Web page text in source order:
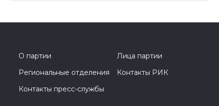
О партии
Лица партии
Региональные отделения
Контакты РИК
Контакты пресс-службы